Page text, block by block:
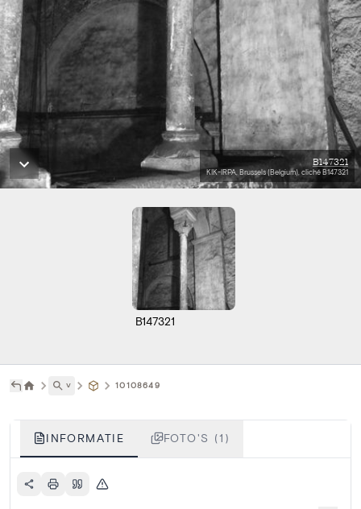
B147321
KIK-IRPA, Brussels (Belgium), cliché B147321
B147321
˅ 10108649
INFORMATIE FOTO'S (1)